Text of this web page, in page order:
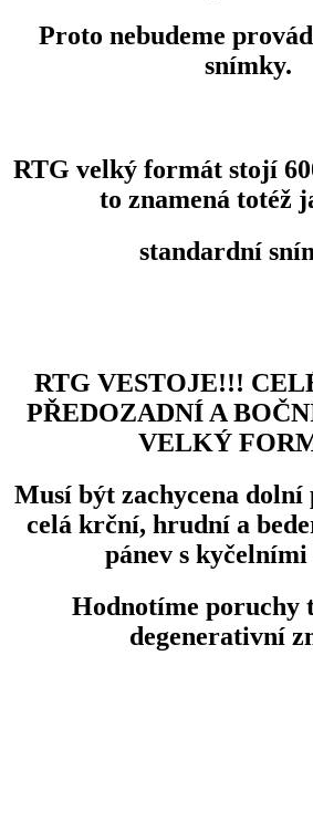
Proto nebudeme
snímky.
RTG velký formát stojí
to znamená totéž
standardní
RTG VESTOJE!!!
PŘEDOZADNÍ A
VELKÝ
Musí být zachycena dolní
celá krční, hrudní a
pánev s
Hodnotíme poruchy
degenerativní